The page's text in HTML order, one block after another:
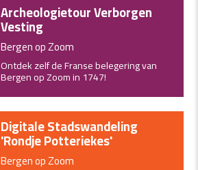
Archeologietour Verborgen
Vesting
Bergen op Zoom
Ontdek zelf de Franse belegering van
Bergen op Zoom in 1747!
Digitale Stadswandeling
'Rondje Potteriekes'
Bergen op Zoom